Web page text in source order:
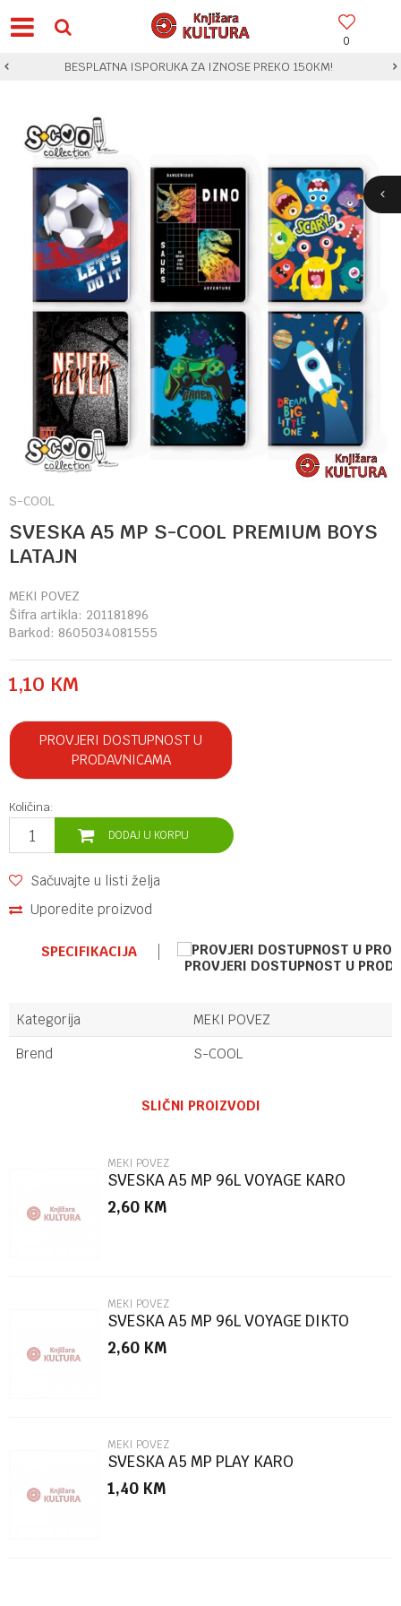
0
BESPLATNA ISPORUKA ZA IZNOSE PREKO 150KM!
S-COOL
SVESKA A5 MP S-COOL PREMIUM BOYS
LATAJN
MEKI POVEZ
Šifra artikla: 201181896
Barkod: 8605034081555
1,10 KM
PROVJERI DOSTUPNOST U
PRODAVNICAMA
Količina:
DODAJ U KORPU
Sačuvajte u listi želja
Uporedite proizvod
SPECIFIKACIJA
PROVJERI DOSTUPNOST U
Kategorija
MEKI POVEZ
Brend
S-COOL
Poruka
POŠALJI
SLIČNI PROIZVODI
MEKI POVEZ
SVESKA A5 MP 96L VOYAGE KARO
2,60 KM
MEKI POVEZ
SVESKA A5 MP 96L VOYAGE DIKTO
2,60 KM
MEKI POVEZ
SVESKA A5 MP PLAY KARO
1,40 KM